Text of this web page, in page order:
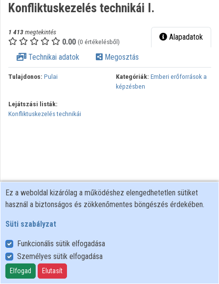
Közreműködők
Megjelenés:világos
Konfliktuskezelés technikái I.
1 413megtekintés
0.00 (0 értékelésből) Alapadatok
Technikai adatok Megosztás
Tulajdonos: Pulai Kategóriák: Emberi erőforrások a
képzésben
Lejátszási listák:
Konfliktuskezelés technikái
Felhasználói szabályzat
Adatkezelési tájékoztató
Süti szabályzat
Ez a weboldal kizárólag a működéshez elengedhetetlen sütiket
használ a biztonságos és zökkenőmentes böngészés érdekében.
Süti szabályzat
Funkcionális sütik elfogadása
Személyes sütik elfogadása
Elfogad Elutasít